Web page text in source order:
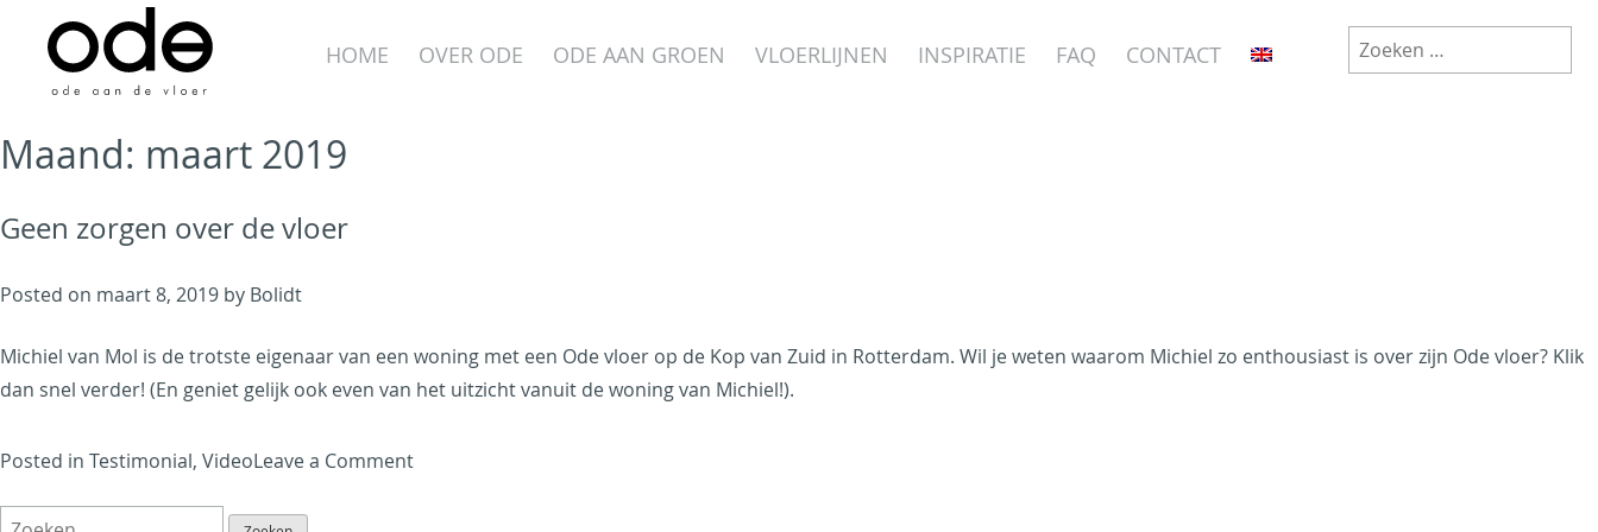
content
site
HOME OVER ODE ODE AAN GROEN VLOERLIJNEN INSPIRATIE FAQ CONTACT
Zoeken
naar:
Maand: maart 2019
Geen zorgen over de vloer
Posted on maart 8, 2019 by Bolidt
Michiel van Mol is de trotste eigenaar van een woning met een Ode vloer op de Kop van Zuid in Rotterdam. Wil je weten waarom Michiel zo enthousiast is over zijn Ode vloer? Klik
dan snel verder! (En geniet gelijk ook even van het uitzicht vanuit de woning van Michiel!).
Posted in Testimonial, VideoLeave a Commenton
Zoeken